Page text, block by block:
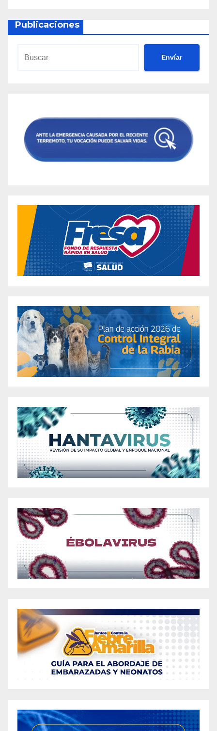
Publicaciones
Envíar